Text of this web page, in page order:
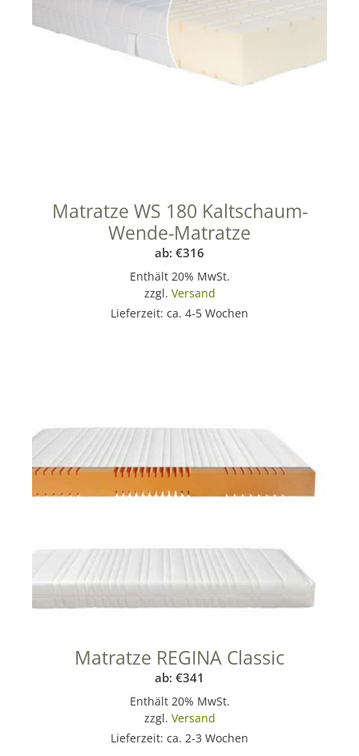
Matratze WS 180 Kaltschaum-
Wende-Matratze
ab: €316
Enthält 20% MwSt.
zzgl. Versand
Lieferzeit: ca. 4-5 Wochen
Matratze REGINA Classic
ab: €341
Enthält 20% MwSt.
zzgl. Versand
Lieferzeit: ca. 2-3 Wochen